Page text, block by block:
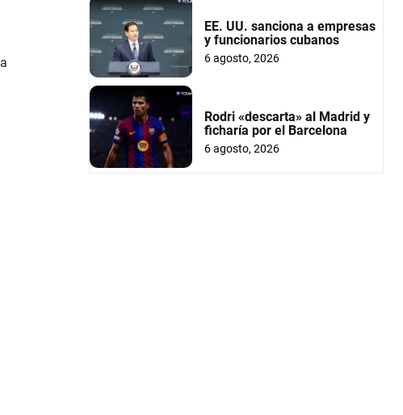
EE. UU. sanciona a empresas
y funcionarios cubanos
6 agosto, 2026
Rodri «descarta» al Madrid y
ficharía por el Barcelona
6 agosto, 2026